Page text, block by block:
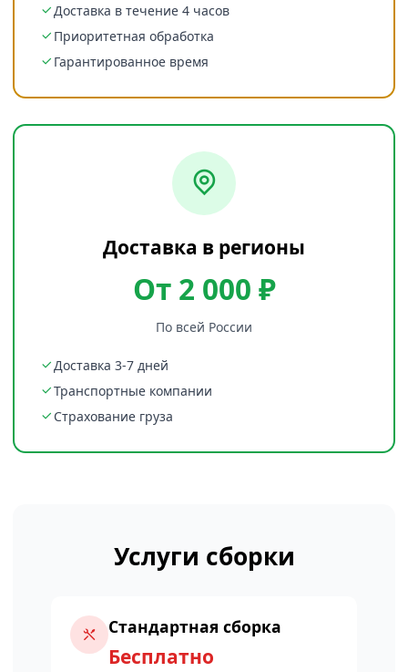
Доставка в течение 4 часов
Приоритетная обработка
Гарантированное время
Доставка в регионы
От 2 000 ₽
По всей России
Доставка 3-7 дней
Транспортные компании
Страхование груза
Услуги сборки
Стандартная сборка
Бесплатно